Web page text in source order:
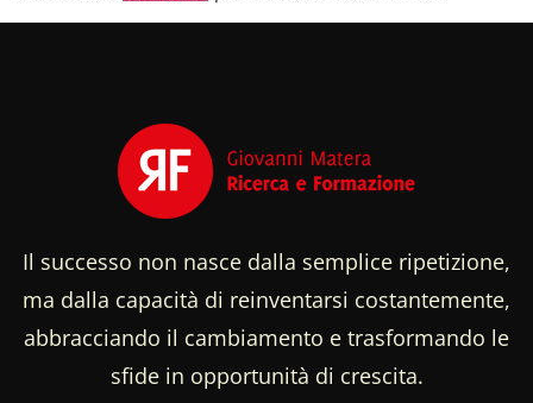
Il successo non nasce dalla semplice ripetizione,
ma dalla capacità di reinventarsi costantemente,
abbracciando il cambiamento e trasformando le
sfide in opportunità di crescita.